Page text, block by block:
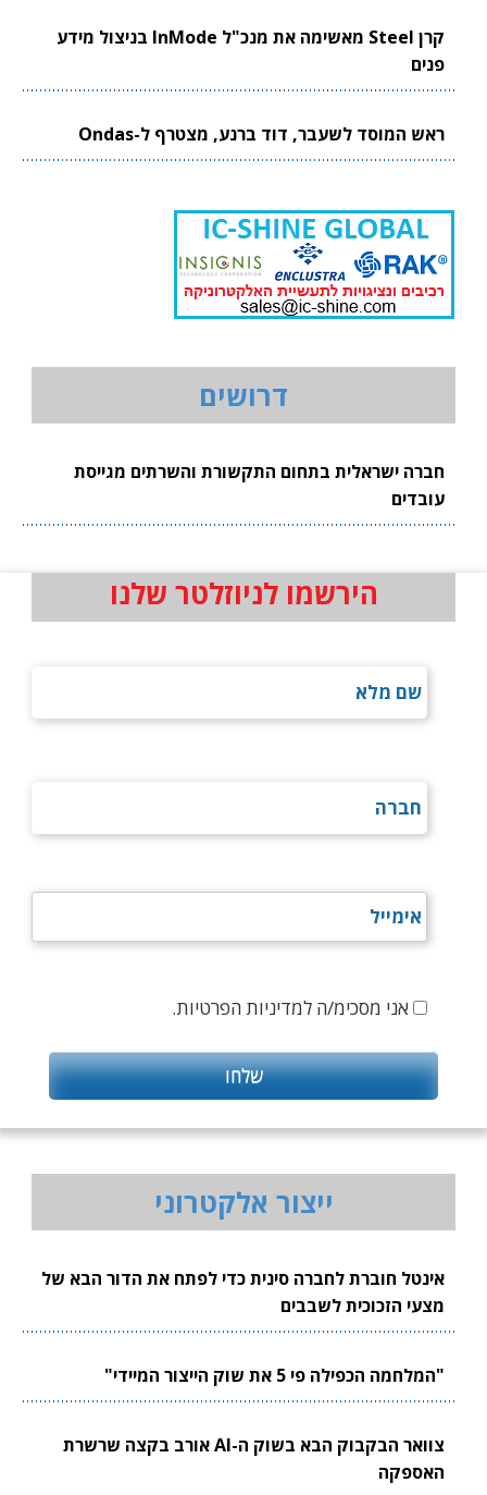
קרן Steel מאשימה את מנכ"ל InMode בניצול מידע
פנים
ראש המוסד לשעבר, דוד ברנע, מצטרף ל-Ondas
דרושים
חברה ישראלית בתחום התקשורת והשרתים מגייסת
עובדים
הירשמו לניוזלטר שלנו
אני מסכימ/ה למדיניות הפרטיות.
ייצור אלקטרוני
אינטל חוברת לחברה סינית כדי לפתח את הדור הבא של
מצעי הזכוכית לשבבים
"המלחמה הכפילה פי 5 את שוק הייצור המיידי"
צוואר הבקבוק הבא בשוק ה-AI אורב בקצה שרשרת
האספקה